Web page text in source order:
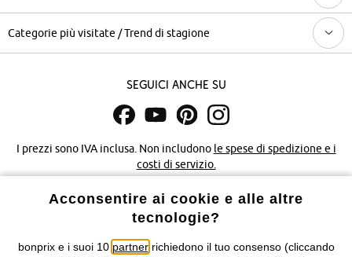
Categorie più visitate / Trend di stagione
Seguici anche su
I prezzi sono IVA inclusa. Non includono le spese di spedizione e i
costi di servizio.
Condizioni di vendita Accessibilità
Informativa privacy e cookie
Acconsentire ai cookie e alle altre
tecnologie?
bonprix e i suoi 10 partnerrichiedono il tuo consenso (cliccando